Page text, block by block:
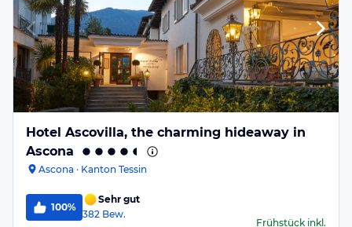
Hotel Ascovilla, the charming hideaway in
Ascona
Ascona · Kanton Tessin
100%
Sehr gut
382 Bew.
Frühstückinkl.